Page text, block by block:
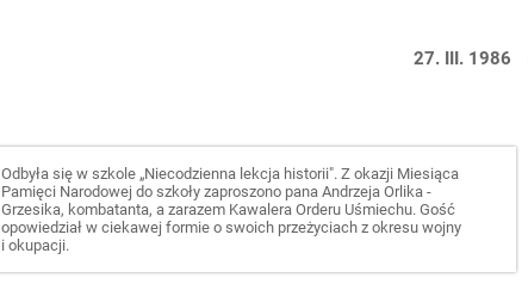
27. III. 1986
Odbyła się w szkole „Niecodzienna lekcja historii". Z okazji Miesiąca
Pamięci Narodowej do szkoły zaproszono pana Andrzeja Orlika -
Grzesika, kombatanta, a zarazem Kawalera Orderu Uśmiechu. Gość
opowiedział w ciekawej formie o swoich przeżyciach z okresu wojny
i okupacji.